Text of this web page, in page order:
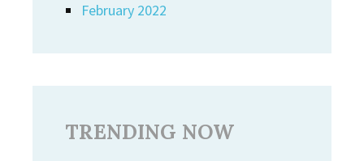
February 2022
TRENDING NOW